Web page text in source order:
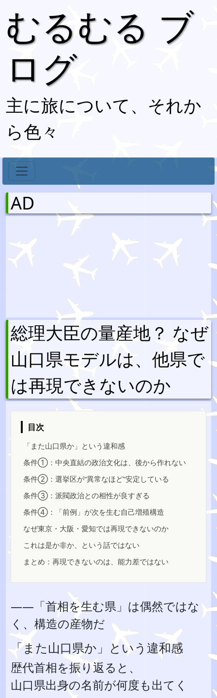
むるむる ブ
ログ
主に旅について、それか
ら色々
AD
総理大臣の量産地？ なぜ
山口県モデルは、他県で
は再現できないのか
目次
「また山口県か」という違和感
条件①：中央直結の政治文化は、後から作れない
条件②：選挙区が“異常なほど”安定している
条件③：派閥政治との相性が良すぎる
条件④：「前例」が次を生む自己増殖構造
なぜ東京・大阪・愛知では再現できないのか
これは是か非か、という話ではない
まとめ：再現できないのは、能力差ではない
――「首相を生む県」は偶然ではな
く、構造の産物だ
「また山口県か」という違和感
歴代首相を振り返ると、
山口県出身の名前が何度も出てく